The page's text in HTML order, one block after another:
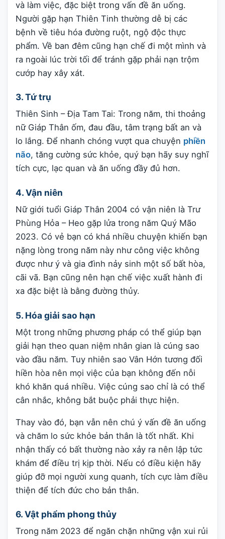
và làm việc, đặc biệt trong vấn đề ăn uống.
Người gặp hạn Thiên Tinh thường dễ bị các
bệnh về tiêu hóa đường ruột, ngộ độc thực
phẩm. Về ban đêm cũng hạn chế đi một mình và
ra ngoài lúc trời tối để tránh gặp phải nạn trộm
cướp hay xây xát.
3. Tứ trụ
Thiên Sinh – Địa Tam Tai: Trong năm, thi thoảng
nữ Giáp Thân ốm, đau đầu, tâm trạng bất an và
lo lắng. Để nhanh chóng vượt qua chuyện phiền
não, tăng cường sức khỏe, quý bạn hãy suy nghĩ
tích cực, lạc quan và ăn uống đầy đủ hơn.
4. Vận niên
Nữ giới tuổi Giáp Thân 2004 có vận niên là Trư
Phùng Hỏa – Heo gặp lửa trong năm Quý Mão
2023. Có vẻ bạn có khá nhiều chuyện khiến bạn
nặng lòng trong năm này như công việc không
được như ý và gia đình nảy sinh một số bất hòa,
cãi vã. Bạn cũng nên hạn chế việc xuất hành đi
xa đặc biệt là bằng đường thủy.
5. Hóa giải sao hạn
Một trong những phương pháp có thể giúp bạn
giải hạn theo quan niệm nhân gian là cúng sao
vào đầu năm. Tuy nhiên sao Vân Hớn tương đối
hiền hòa nên mọi việc của bạn không đến nỗi
khó khăn quá nhiều. Việc cúng sao chỉ là có thể
cân nhắc, không bắt buộc phải thực hiện.
Thay vào đó, bạn vẫn nên chú ý vấn đề ăn uống
và chăm lo sức khỏe bản thân là tốt nhất. Khi
nhận thấy có bất thường nào xảy ra nên lập tức
khám để điều trị kịp thời. Nếu có điều kiện hãy
giúp đỡ mọi người xung quanh, tích cực làm điều
thiện để tích đức cho bản thân.
6. Vật phẩm phong thủy
Trong năm 2023 để ngăn chặn những vận xui rủi